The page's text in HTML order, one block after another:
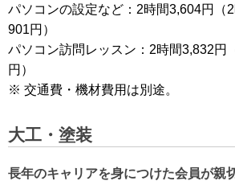
パソコンの設定など：2時間3,604円（
901円）
パソコン訪問レッスン：2時間3,832円
円）
※ 交通費・機材費用は別途。
大工・塗装
長年のキャリアを身につけた会員が親